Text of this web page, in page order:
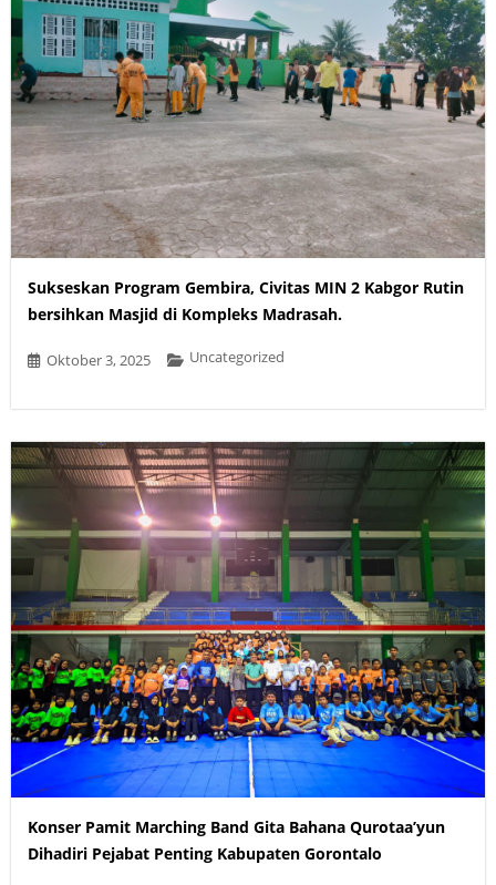
Sukseskan Program Gembira, Civitas MIN 2 Kabgor Rutin
bersihkan Masjid di Kompleks Madrasah.
Oktober 3, 2025 Uncategorized
Konser Pamit Marching Band Gita Bahana Qurotaa’yun
Dihadiri Pejabat Penting Kabupaten Gorontalo